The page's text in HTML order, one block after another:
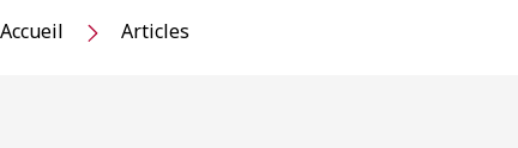
Accueil Articles